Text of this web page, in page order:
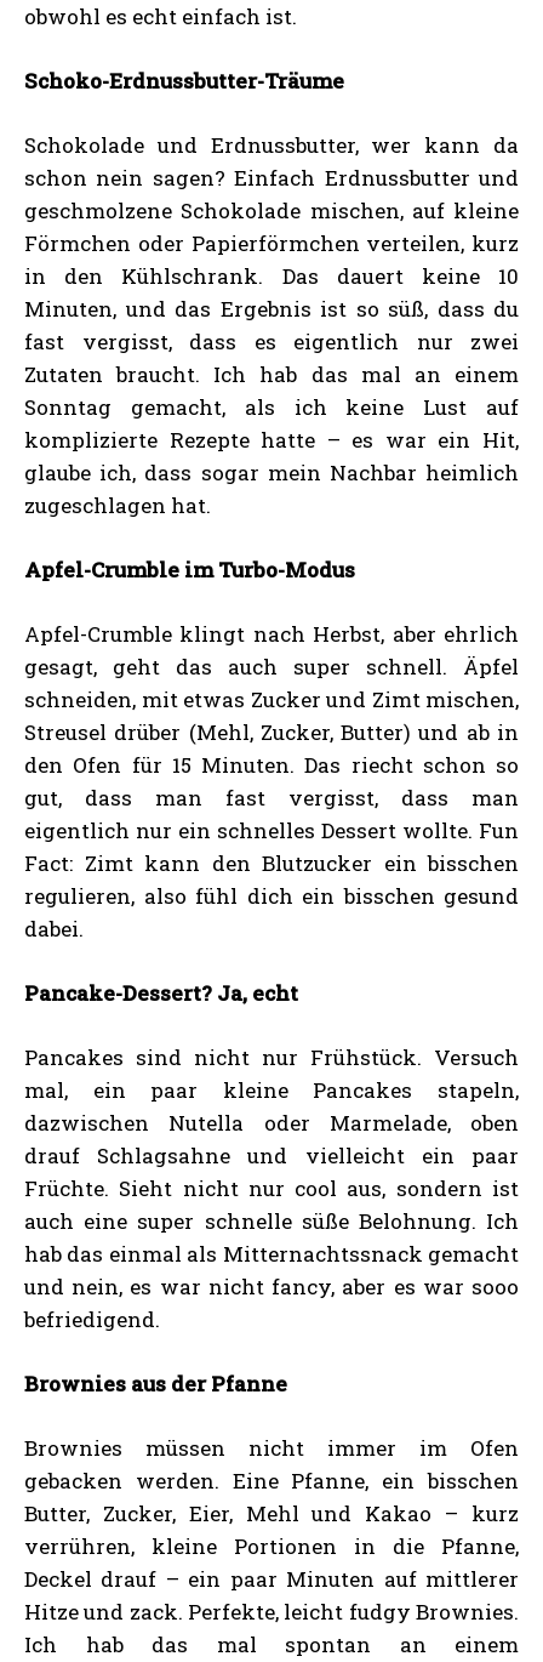
obwohl es echt einfach ist.
Schoko-Erdnussbutter-Träume
Schokolade und Erdnussbutter, wer kann da
schon nein sagen? Einfach Erdnussbutter und
geschmolzene Schokolade mischen, auf kleine
Förmchen oder Papierförmchen verteilen, kurz
in den Kühlschrank. Das dauert keine 10
Minuten, und das Ergebnis ist so süß, dass du
fast vergisst, dass es eigentlich nur zwei
Zutaten braucht. Ich hab das mal an einem
Sonntag gemacht, als ich keine Lust auf
komplizierte Rezepte hatte – es war ein Hit,
glaube ich, dass sogar mein Nachbar heimlich
zugeschlagen hat.
Apfel-Crumble im Turbo-Modus
Apfel-Crumble klingt nach Herbst, aber ehrlich
gesagt, geht das auch super schnell. Äpfel
schneiden, mit etwas Zucker und Zimt mischen,
Streusel drüber (Mehl, Zucker, Butter) und ab in
den Ofen für 15 Minuten. Das riecht schon so
gut, dass man fast vergisst, dass man
eigentlich nur ein schnelles Dessert wollte. Fun
Fact: Zimt kann den Blutzucker ein bisschen
regulieren, also fühl dich ein bisschen gesund
dabei.
Pancake-Dessert? Ja, echt
Pancakes sind nicht nur Frühstück. Versuch
mal, ein paar kleine Pancakes stapeln,
dazwischen Nutella oder Marmelade, oben
drauf Schlagsahne und vielleicht ein paar
Früchte. Sieht nicht nur cool aus, sondern ist
auch eine super schnelle süße Belohnung. Ich
hab das einmal als Mitternachtssnack gemacht
und nein, es war nicht fancy, aber es war sooo
befriedigend.
Brownies aus der Pfanne
Brownies müssen nicht immer im Ofen
gebacken werden. Eine Pfanne, ein bisschen
Butter, Zucker, Eier, Mehl und Kakao – kurz
verrühren, kleine Portionen in die Pfanne,
Deckel drauf – ein paar Minuten auf mittlerer
Hitze und zack. Perfekte, leicht fudgy Brownies.
Ich hab das mal spontan an einem